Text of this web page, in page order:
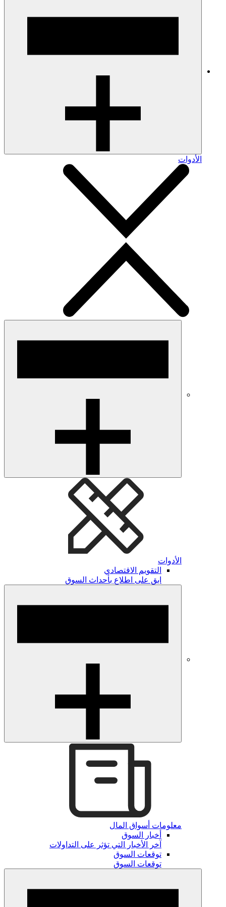
الأدوات
الأدوات
التقويم الاقتصادي
ابق على اطلاع بأحداث السوق
معلومات أسواق المال
أخبار السوق
آخر الأخبار التي تؤثر على التداولات
توقعات السوق
توقعات السوق